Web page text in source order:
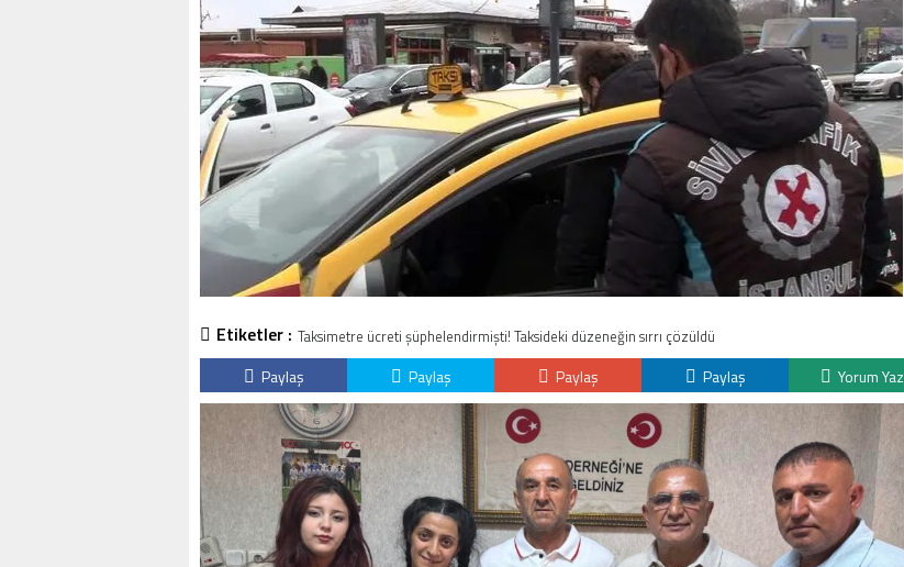
Etiketler : Taksimetre ücreti şüphelendirmişti! Taksideki düzeneğin sırrı çözüldü
Paylaş Paylaş Paylaş Paylaş Yorum Yaz